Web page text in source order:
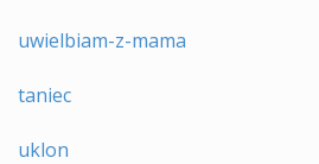
uwielbiam-z-mama
taniec
uklon